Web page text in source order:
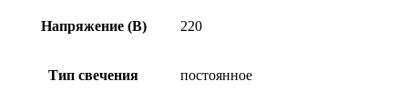
Напряжение (В) 220
Тип свечения постоянное